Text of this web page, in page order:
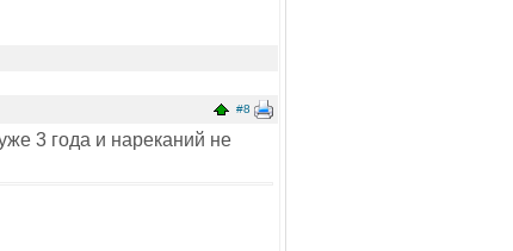
#8
3 года и нареканий не